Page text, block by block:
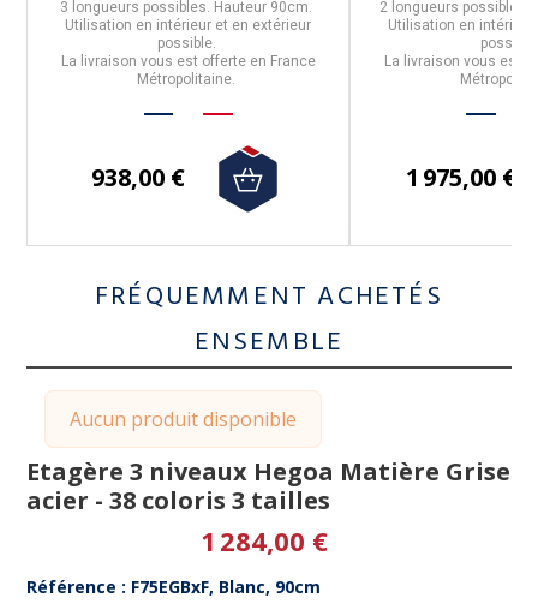
3 longueurs possibles. Hauteur 90cm.
Utilisation en intérieur et en extérieur
possible.
La livraison vous est offerte en France
Métropolitaine.
938,00 €
2 longueurs possibles.
Utilisation en
La livraison vous est
1 975,00 €
FRÉQUEMMENT ACHETÉS
ENSEMBLE
Aucun produit disponible
Etagère 3 niveaux Hegoa Matière Grise
acier - 38 coloris 3 tailles
1 284,00 €
Référence : F75EGBxF, Blanc, 90cm